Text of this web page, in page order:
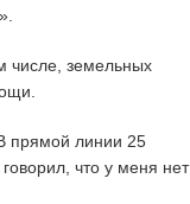
числе, земельных
прямой линии 25
что у меня нет